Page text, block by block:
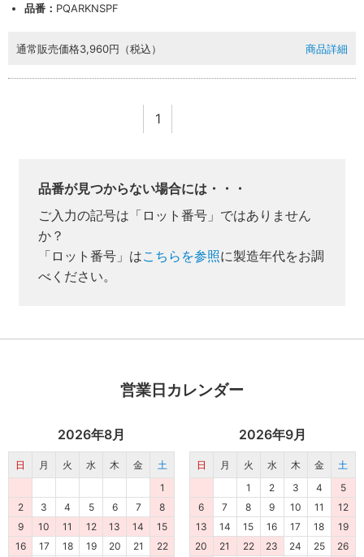
品番： PQARKNSPF
通常販売価格3,960円（税込） 商品詳細
1
品番が見つからない場合には・・・
ご入力の記号は「ロット番号」ではありません
か？
「ロット番号」はこちらを参照に製造年代をお調
べください。
営業日カレンダー
2026年8月
日 月 火 水 木 金
土
1
2
3 4 5 6 7
8
9
10 11 12 13 14
15
16
17 18 19 20 21
22
2026年9月
日 月 火 水 木 金
土
1
2 3 4
5
6
7 8 9 10 11
12
13
14 15 16 17 18
19
20
21 22 23 24 25
26